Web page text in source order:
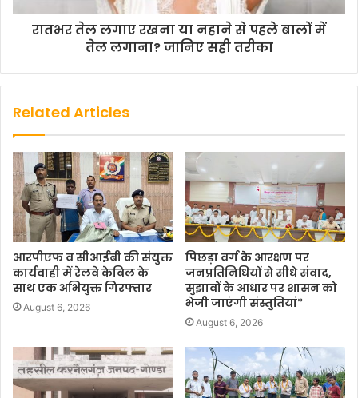
रातभर तेल लगाए रखना या नहाने से पहले बालों में
तेल लगाना? जानिए सही तरीका
Related Articles
आरपीएफ व सीआईबी की संयुक्त
कार्यवाही में रेलवे केबिल के
साथ एक अभियुक्त गिरफ्तार
August 6, 2026
पिछड़ा वर्ग के आरक्षण पर
जनप्रतिनिधियों से सीधे संवाद,
सुझावों के आधार पर शासन को
भेजी जाएंगी संस्तुतियां*
August 6, 2026